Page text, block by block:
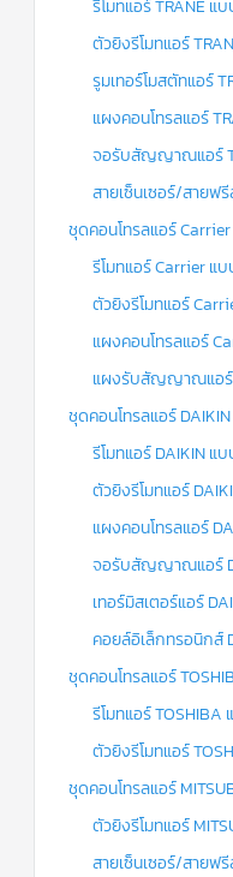
รีโมทแอร์ TRANE แ
ตัวยิงรีโมทแอร์
รูมเทอร์โมสตัทแอร์
แผงคอนโทรลแอร์
จอรับสัญญาณแอร์
สายเซ็นเซอร์/สายฟรี
ชุดคอนโทรลแอร์ Carrier
รีโมทแอร์ Carrier แ
ตัวยิงรีโมทแอร์
แผงคอนโทรลแอร์
แผงรับสัญญาณแอร์
ชุดคอนโทรลแอร์ DAIKIN
รีโมทแอร์ DAIKIN แ
ตัวยิงรีโมทแอร์
แผงคอนโทรลแอร์
จอรับสัญญาณแอร์
เทอร์มิสเตอร์แอร์
คอยล์อิเล็กทรอนิกส์
ชุดคอนโทรลแอร์
รีโมทแอร์ TOSHIBA
ตัวยิงรีโมทแอร์
ชุดคอนโทรลแอร์
ตัวยิงรีโมทแอร์
สายเซ็นเซอร์/สายฟรี